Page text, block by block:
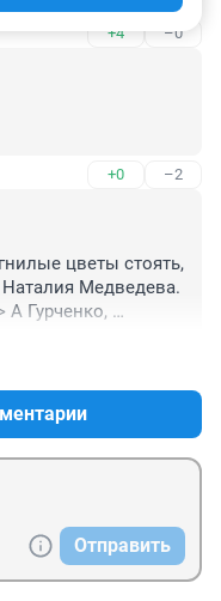
+4 –0
+0 –2
цветы стоять,
Наталия Медведева.
А Гурченко,
Отправить